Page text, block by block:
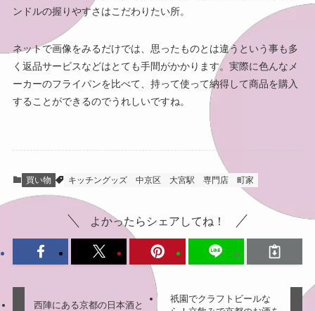
ンドルの握りやすさはこだわりたい所。
ネットで画像をみるだけでは、思ったものとは違うという事も多
く返品サービスなどはとても手間がかかります。実際に色んなメ
ーカーのフライパンを比べて、持って使って納得して商品を購入
することができるのでうれしいですね。
買い物 キッチングッズ 中京区 大宮駅 専門店 町家
よかったらシェアしてね！
西陣にある京都の日本酒と
祇園でクラフトビールな